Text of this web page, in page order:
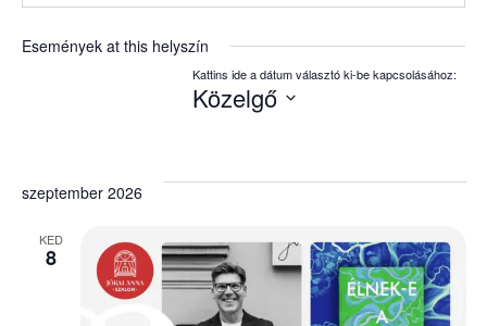
Események at this helyszín
Közelgő
szeptember 2026
KED
8